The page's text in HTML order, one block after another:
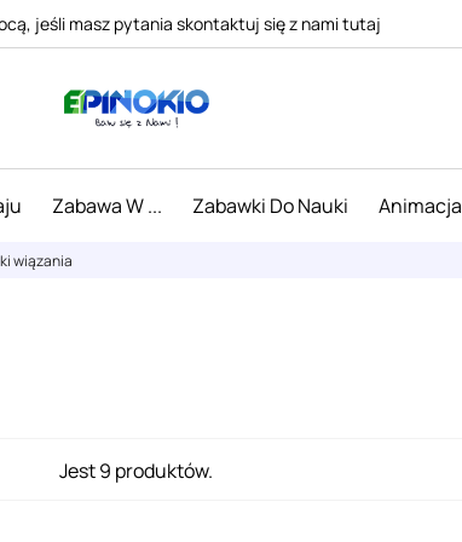
jeśli masz pytania skontaktuj się z nami tutaj
Zabawa W ... Zabawki Do Nauki Animacja
wiązania
Jest 9 produktów.